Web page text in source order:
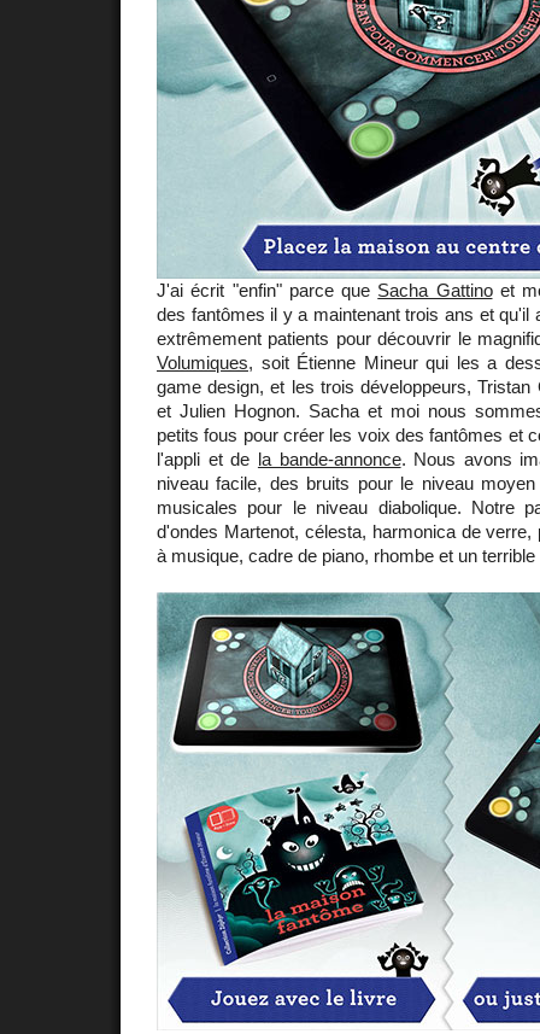
J'ai écrit "enfin" parce que Sacha Gattinoet
des fantômes il y a maintenant trois ans et qu'il
extrêmement patients pour découvrir le
Volumiques, soit Étienne Mineur qui les a
game design, et les trois développeurs, Tristan
et Julien Hognon. Sacha et moi nous
petits fous pour créer les voix des fantômes et
l'appli et de la bande-annonce. Nous avons
niveau facile, des bruits pour le niveau
musicales pour le niveau diabolique. Notre
d'ondes Martenot, célesta, harmonica de verre,
à musique, cadre de piano, rhombe et un